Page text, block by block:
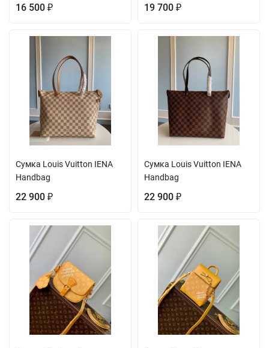
16 500 ₽ 19 700 ₽
Сумка Louis Vuitton ​IENA
Handbag
22 900 ₽
Сумка Louis Vuitton ​IENA
Handbag
22 900 ₽